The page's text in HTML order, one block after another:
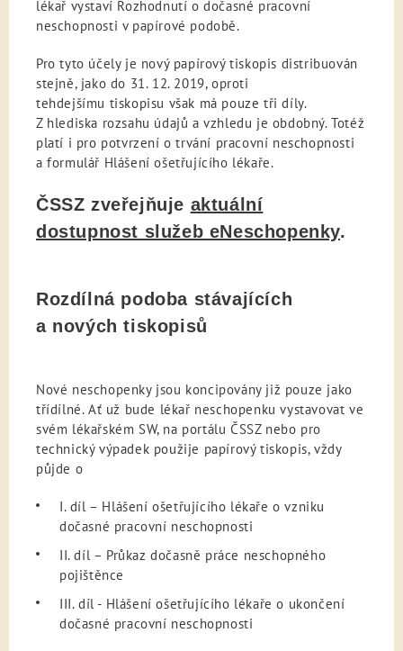
lékař vystaví Rozhodnutí o dočasné pracovní
neschopnosti v papírové podobě.
Pro tyto účely je nový papírový tiskopis distribuován
stejně, jako do 31. 12. 2019, oproti
tehdejšímu tiskopisu však má pouze tři díly.
Z hlediska rozsahu údajů a vzhledu je obdobný. Totéž
platí i pro potvrzení o trvání pracovní neschopnosti
a formulář Hlášení ošetřujícího lékaře.
ČSSZ zveřejňuje aktuální
dostupnost služeb eNeschopenky.
Rozdílná podoba stávajících
a nových tiskopisů
Nové neschopenky jsou koncipovány již pouze jako
třídílné. Ať už bude lékař neschopenku vystavovat ve
svém lékařském SW, na portálu ČSSZ nebo pro
technický výpadek použije papírový tiskopis, vždy
půjde o
I. díl – Hlášení ošetřujícího lékaře o vzniku
dočasné pracovní neschopnosti
II. díl – Průkaz dočasně práce neschopného
pojištěnce
III. díl - Hlášení ošetřujícího lékaře o ukončení
dočasné pracovní neschopnosti